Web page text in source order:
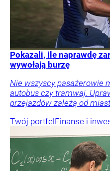
Pokazali, ile naprawdę
wywołają burzę
Nie wszyscy pasażerowie
autobus czy tramwaj.
przejazdów zależą od
Twój portfel Finanse i